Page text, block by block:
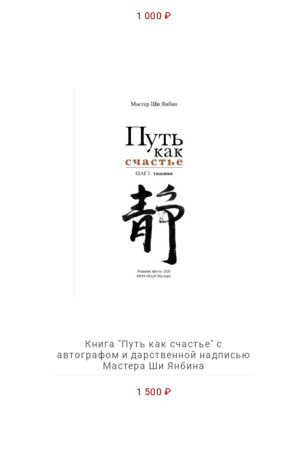
1 000 ₽
Книга "Путь как счастье" с
автографом и дарственной надписью
Мастера Ши Янбина
1 500 ₽